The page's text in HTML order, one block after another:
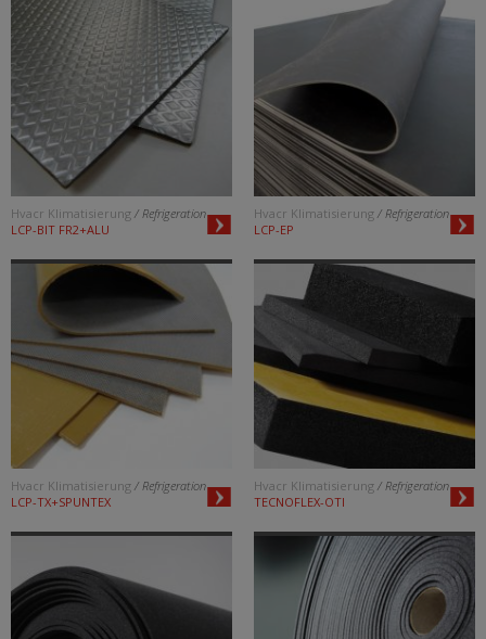
Hvacr Klimatisierung / Refrigeration
LCP-BIT FR2+ALU
Hvacr Klimatisierung / Refrigeration
LCP-EP
Hvacr Klimatisierung / Refrigeration
LCP-TX+SPUNTEX
Hvacr Klimatisierung / Refrigeration
TECNOFLEX-OTI